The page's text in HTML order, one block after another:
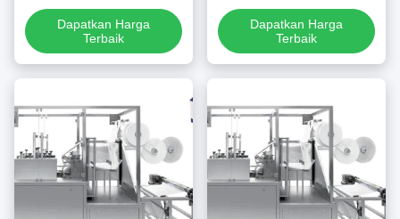
Penggunaan Medis Tisu
BasahDapatkan Harga
Terbaik
Kecepatan Tinggi
Dapatkan Harga
Terbaik